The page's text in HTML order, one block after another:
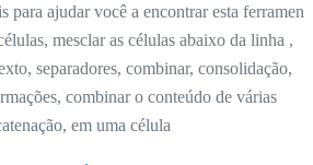
para ajudar você a encontrar esta
mesclar as células abaixo da linha ,
separadores, combinar, consolidação,
combinar o conteúdo de várias
em uma célula